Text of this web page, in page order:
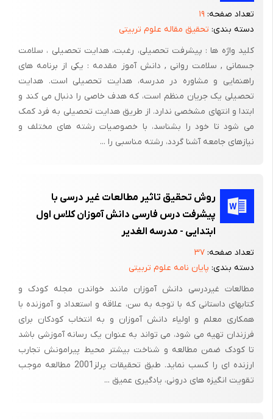
روایی پرسشنامه که توسط اساتید محترم دانشگاه شهید چمران بخش
علوم تربیتی و دو تن از اساتید دانشگاه شهید چمران اهواز انجام شد با
کسب روایی 7/87% مورد تأیید نهایی قرار گرفت و پایایی پرسشنامه از
روش آزمون مجدد انجام شد که ضریب اعتبار آن 95/0 درصد محاسبه
شد.
برای تجزیه و تحلیل داده ها ابتدا با استفاده از جدولهای فراوانی،
تأثیر عوامل آموزشی بر تاثیر کلاس های پیش دبستانی بر یادگیری
کودکان پیش دبستانی قرار گرفت.
پیشرفت تحصیلیکودکان پیش دبستانی تأثیر داشته است.
عملکرد تحصیلی، (افت یا پیشرفت تحصیلی) تحت تاثیر ابعاد متعدد
زیستی، روانی و اجتماعی قرار دارد. این عوامل در چهار گروه، شامل؛
عوامل مربوط به دانش آموز،خانواده،مدرسه،آموزشگاه و عوامل مربوط
به اجتماع و محیط خارج از مدرسه دسته بندی می شوند.
هدف این پژوهش بررسی تاثیر کلاس های پیش دبستانی بر یادگیری
دانش آموزان کلاس اول ابتدایی از نظر معلمان است. محقق برای
تعداد صفحه: ۱۹
دسته بندی: تحقیق مقاله علوم تربیتی
کلید واژه ها : پیشرفت تحصیلی، رغبت، هدایت تحصیلی ، سلامت
جسمانی , سلامت روانی , دانش آموز مقدمه : یکی از برنامه های
راهنمایی و مشاوره در مدرسه، هدایت تحصیلی است. هدایت
تحصیلی یک جریان منظم است، که هدف خاصی را دنبال می کند و
ابتدا و انتهای مشخصی ندارد. از طریق هدایت تحصیلی به فرد کمک
می شود تا خود را بشناسد، با خصوصیات رشته های مختلف و
نیازهای جامعه آشنا گردد، رشته مناسبی را ...
روش تحقیق تاثیر مطالعات غیر درسی با
پیشرفت درس فارسی دانش آموزان کلاس اول
ابتدایی - مدرسه الغدیر
تعداد صفحه: ۳۷
دسته بندی: پایان نامه علوم تربیتی
مطالعات غیردرسی دانش آموزان مانند خواندن مجله کودک و
کتابهای داستانی که با توجه به سن، علاقه و استعداد و آموزنده با
همکاری معلم و اولیاء دانش آموزان و به انتخاب کودکان برای
فرزندان تهیه می شود، می تواند به عنوان یک رسانه آموزشی باشد
تا کودک ضمن مطالعه و شناخت بیشتر محیط پیرامونش تجارب
ارزنده ای را کسب نماید. طبق تحقیقات پرلز2001 مطالعه موجب
تقویت انگیزه های درونی، یادگیری عمیق ...